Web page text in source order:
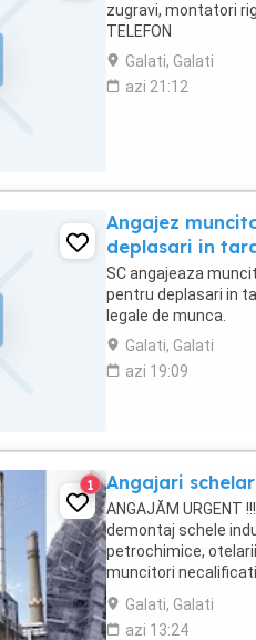
zugravi, montatori
TELEFON
Galati, Galati
azi 21:12
Angajez
deplasari in
SC angajeaza
pentru deplasari in
legale de munca.
Galati, Galati
azi 19:09
1 Angajari
ANGAJĂM
demontaj schele
petrochimice,
muncitori
industriale; - izolatori
Galati, Galati
azi 13:24